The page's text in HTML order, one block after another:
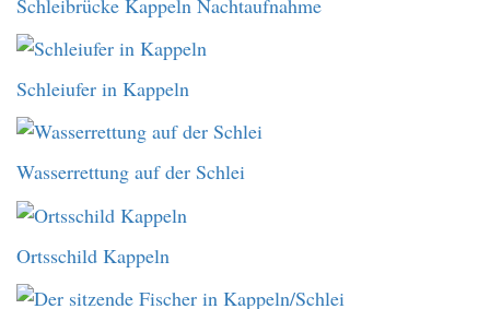
Schleiufer in Kappeln
Wasserrettung auf der Schlei
Ortsschild Kappeln